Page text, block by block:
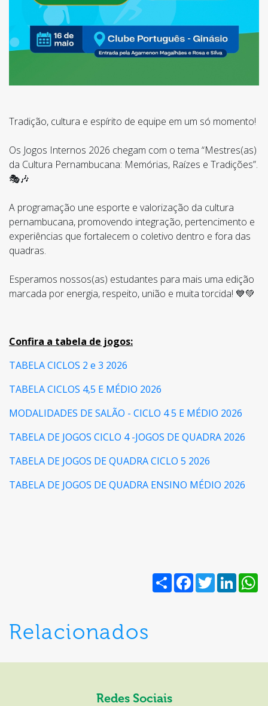
Tradição, cultura e espírito de equipe em um só momento!
Os Jogos Internos 2026 chegam com o tema “Mestres(as)
da Cultura Pernambucana: Memórias, Raízes e Tradições”.
🎭🎶
A programação une esporte e valorização da cultura
pernambucana, promovendo integração, pertencimento e
experiências que fortalecem o coletivo dentro e fora das
quadras.
Esperamos nossos(as) estudantes para mais uma edição
marcada por energia, respeito, união e muita torcida! 💙💚
Confira a tabela de jogos:
TABELA CICLOS 2 e 3 2026
TABELA CICLOS 4,5 E MÉDIO 2026
MODALIDADES DE SALÃO - CICLO 4 5 E MÉDIO 2026
TABELA DE JOGOS CICLO 4 -JOGOS DE QUADRA 2026
TABELA DE JOGOS DE QUADRA CICLO 5 2026
TABELA DE JOGOS DE QUADRA ENSINO MÉDIO 2026
ShareFacebook
Twitter
Relacionados
Redes Sociais